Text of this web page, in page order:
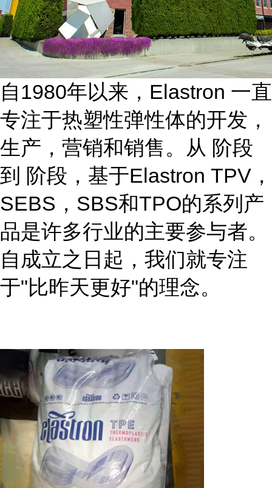
自1980年以来，Elastron 一直
专注于热塑性弹性体的开发，
生产，营销和销售。从 阶段
到 阶段，基于Elastron TPV，
SEBS，SBS和TPO的系列产
品是许多行业的主要参与者。
自成立之日起，我们就专注
于"比昨天更好"的理念。